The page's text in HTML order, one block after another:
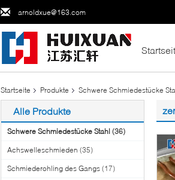
arnoldxue@163.com
Startseite Produkte Schwere Schmiedestücke
Alle Produkte
Schwere Schmiedestücke Stahl (36)
Achswelleschmieden (35)
Schmiederohling des Gangs (17)